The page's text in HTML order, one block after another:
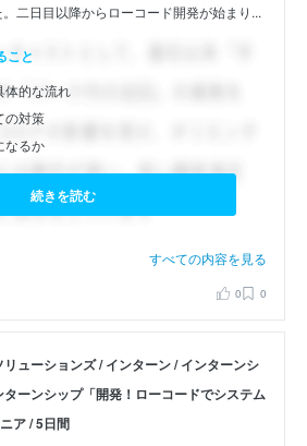
二日目以降からローコード開発が始まり...
こと
体的な流れ
の対策
なるか
続きを読む
すべての内容を見る
0 0
ューションズ / インターン / インターンシ
ーンシップ「開発！ローコードでシステム
ア / 5日間